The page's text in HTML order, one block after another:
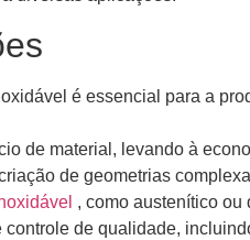
é essencial para a
de material, levando à
de geometrias
, como austenítico
de qualidade,